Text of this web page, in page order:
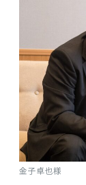
金子卓也様